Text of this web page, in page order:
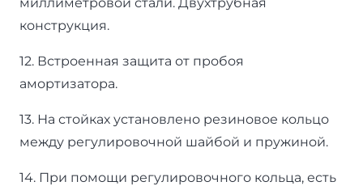
конструкция.
12. Встроенная защита от пробоя
амортизатора.
13. На стойках установлено резиновое кольцо
между регулировочной шайбой и пружиной.
14. При помощи регулировочного кольца, есть